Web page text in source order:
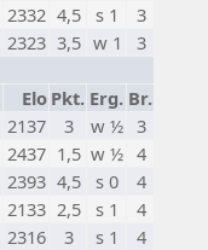
2332 4,5 s 1
3
2323 3,5 w 1
3
Elo Pkt. Erg. Br.
2137 3 w ½ 3
2437 1,5 w ½ 4
2393 4,5 s 0
4
2133 2,5 s 1
4
2316 3 s 1
4